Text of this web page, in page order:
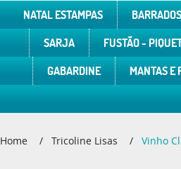
NATAL ESTAMPAS BARRADOS
SARJA
FUSTÃO -
GABARDINE
MANTAS E
Home Tricoline Lisas Vinho